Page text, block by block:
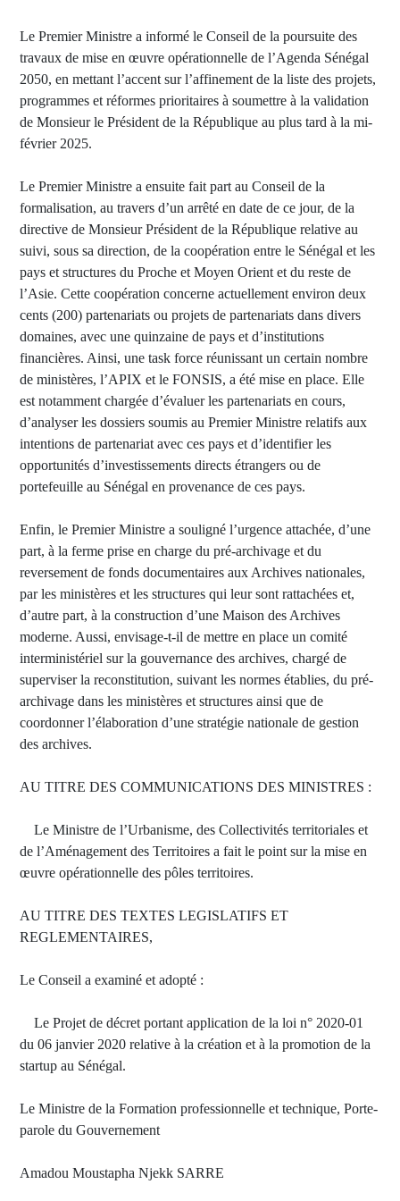
Le Premier Ministre a informé le Conseil de la poursuite des
travaux de mise en œuvre opérationnelle de l’Agenda Sénégal
2050, en mettant l’accent sur l’affinement de la liste des projets,
programmes et réformes prioritaires à soumettre à la validation
de Monsieur le Président de la République au plus tard à la mi-
février 2025.
Le Premier Ministre a ensuite fait part au Conseil de la
formalisation, au travers d’un arrêté en date de ce jour, de la
directive de Monsieur Président de la République relative au
suivi, sous sa direction, de la coopération entre le Sénégal et les
pays et structures du Proche et Moyen Orient et du reste de
l’Asie. Cette coopération concerne actuellement environ deux
cents (200) partenariats ou projets de partenariats dans divers
domaines, avec une quinzaine de pays et d’institutions
financières. Ainsi, une task force réunissant un certain nombre
de ministères, l’APIX et le FONSIS, a été mise en place. Elle
est notamment chargée d’évaluer les partenariats en cours,
d’analyser les dossiers soumis au Premier Ministre relatifs aux
intentions de partenariat avec ces pays et d’identifier les
opportunités d’investissements directs étrangers ou de
portefeuille au Sénégal en provenance de ces pays.
Enfin, le Premier Ministre a souligné l’urgence attachée, d’une
part, à la ferme prise en charge du pré-archivage et du
reversement de fonds documentaires aux Archives nationales,
par les ministères et les structures qui leur sont rattachées et,
d’autre part, à la construction d’une Maison des Archives
moderne. Aussi, envisage-t-il de mettre en place un comité
interministériel sur la gouvernance des archives, chargé de
superviser la reconstitution, suivant les normes établies, du pré-
archivage dans les ministères et structures ainsi que de
coordonner l’élaboration d’une stratégie nationale de gestion
des archives.
AU TITRE DES COMMUNICATIONS DES MINISTRES :
Le Ministre de l’Urbanisme, des Collectivités territoriales et
de l’Aménagement des Territoires a fait le point sur la mise en
œuvre opérationnelle des pôles territoires.
AU TITRE DES TEXTES LEGISLATIFS ET
REGLEMENTAIRES,
Le Conseil a examiné et adopté :
Le Projet de décret portant application de la loi n° 2020-01
du 06 janvier 2020 relative à la création et à la promotion de la
startup au Sénégal.
Le Ministre de la Formation professionnelle et technique, Porte-
parole du Gouvernement
Amadou Moustapha Njekk SARRE